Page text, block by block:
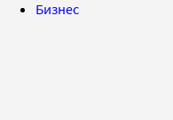
Бизнес